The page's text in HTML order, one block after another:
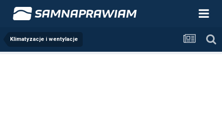
Klimatyzacje i wentylacje